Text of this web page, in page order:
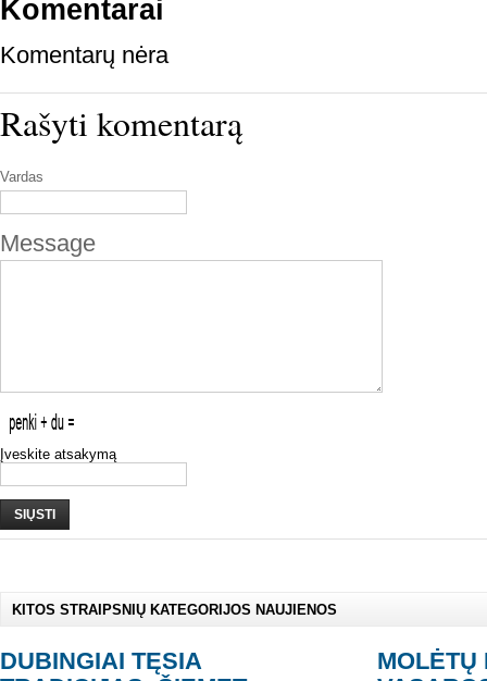
Komentarai
Komentarų nėra
Rašyti komentarą
Vardas
Message
Įveskite atsakymą
SIŲSTI
KITOS STRAIPSNIŲ KATEGORIJOS NAUJIENOS
DUBINGIAI TĘSIA
MOLĖTŲ